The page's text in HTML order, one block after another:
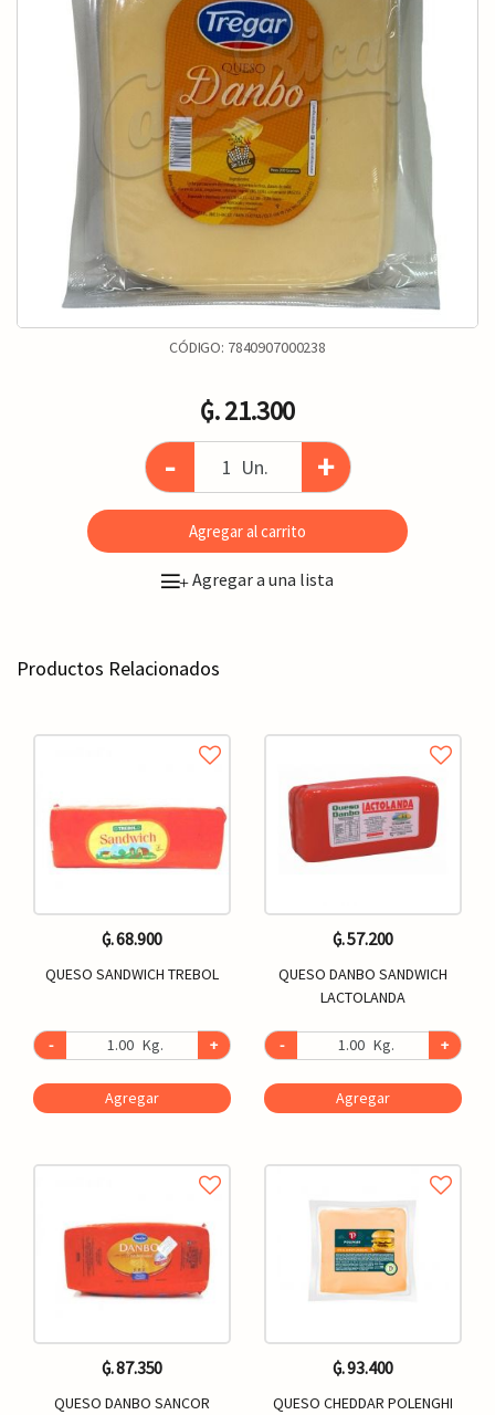
CÓDIGO: 7840907000238
₲. 21.300
- Un. +
Agregar al carrito
+Agregar a una lista
Productos Relacionados
₲. 68.900
QUESO SANDWICH TREBOL
- Kg. +
Agregar
₲. 87.350
QUESO DANBO SANCOR
₲. 57.200
QUESO DANBO SANDWICH
LACTOLANDA
- Kg. +
Agregar
₲. 93.400
QUESO CHEDDAR POLENGHI